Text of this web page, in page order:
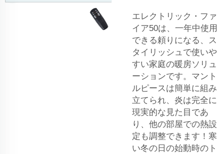
エレクトリック・ファ
イア50は、一年中使用
できる頼りになる、ス
タイリッシュで使いや
すい家庭の暖房ソリュ
ーションです。マント
ルピースは簡単に組み
立てられ、炎は完全に
現実的な見た目であ
り、他の部屋での熱設
定も調整できます！寒
い冬の日の始動時のト